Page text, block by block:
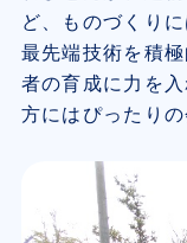
ど、ものづくり
最先端技術を積
者の育成に力を
方にはぴったり